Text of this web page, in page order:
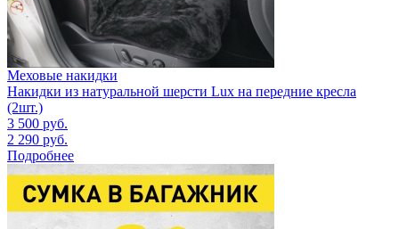
Меховые накидки
Накидки из натуральной шерсти Lux на передние кресла
(2шт.)
3 500 руб.
2 290 руб.
Подробнее